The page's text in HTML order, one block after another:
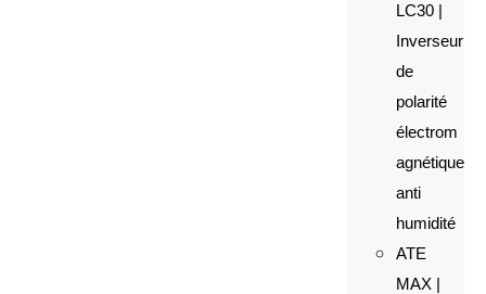
LC30 |
Inverseur
de
polarité
électrom
agnétique
anti
humidité
ATE
MAX |